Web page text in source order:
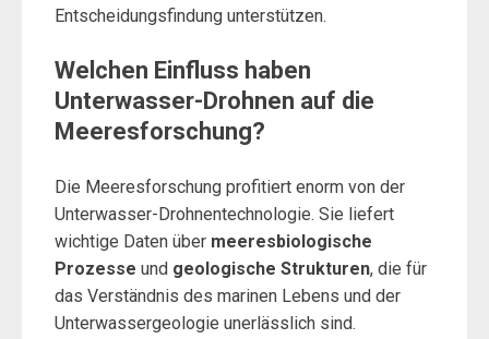
Entscheidungsfindung unterstützen.
Welchen Einfluss haben
Unterwasser-Drohnen auf die
Meeresforschung?
Die Meeresforschung profitiert enorm von der
Unterwasser-Drohnentechnologie. Sie liefert
wichtige Daten über meeresbiologische
Prozesse und geologische Strukturen, die für
das Verständnis des marinen Lebens und der
Unterwassergeologie unerlässlich sind.